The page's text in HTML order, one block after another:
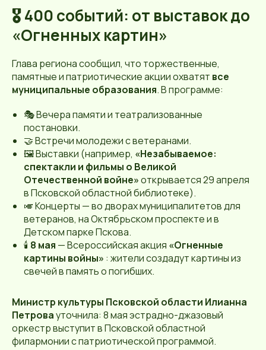
🎖 400 событий: от выставок до
«Огненных картин»
Глава региона сообщил, что торжественные,
памятные и патриотические акции охватят все
муниципальные образования. В программе:
🎭 Вечера памяти и театрализованные
постановки.
🤝 Встречи молодежи с ветеранами.
🖼 Выставки (например, «Незабываемое:
спектакли и фильмы о Великой
Отечественной войне»открывается 29 апреля
в Псковской областной библиотеке).
🎺 Концерты — во дворах муниципалитетов для
ветеранов, на Октябрьском проспекте и в
Детском парке Пскова.
🕯 8 мая — Всероссийская акция «Огненные
картины войны» : жители создадут картины из
свечей в память о погибших.
Министр культуры Псковской области Илианна
Петровауточнила: 8 мая эстрадно-джазовый
оркестр выступит в Псковской областной
филармонии с патриотической программой.